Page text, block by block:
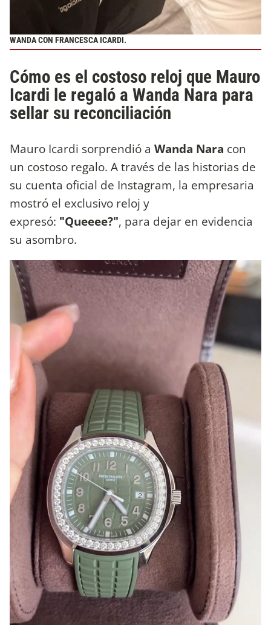
WANDA CON FRANCESCA ICARDI.
Cómo es el costoso reloj que Mauro
Icardi le regaló a Wanda Nara para
sellar su reconciliación
Mauro Icardi sorprendió a Wanda Nara con
un costoso regalo. A través de las historias de
su cuenta oficial de Instagram, la empresaria
mostró el exclusivo reloj y
expresó: "Queeee?", para dejar en evidencia
su asombro.